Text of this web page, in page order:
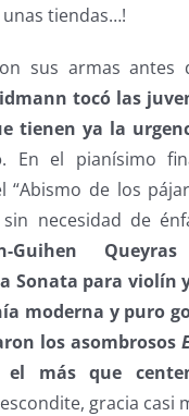
tiendas…!
sus armas antes
tocó las
tienen ya la
. En el pianísimo
“Abismo de los
necesidad de
Queyras
Sonata para violín
moderna y puro
los asombrosos
más que
gracia casi